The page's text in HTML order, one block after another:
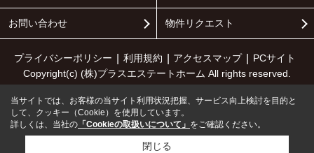
お問い合わせ 物件リクエスト
プライバシーポリシー 利用規約 アクセスマップ
PCサイト
Copyright(c) (株)プラスエステートホーム All rights reserved.
当サイトでは、お客様の当サイト利用状況把握、サービス向上検討を目的と
して、クッキー（Cookie）を使用しています。
詳しくは、当社の 「Cookieの取扱いについて」 をご確認ください。
閉じる